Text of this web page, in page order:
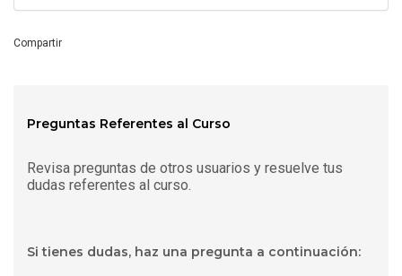
Compartir
Preguntas Referentes al Curso
Revisa preguntas de otros usuarios y resuelve tus
dudas referentes al curso.
Si tienes dudas, haz una pregunta a continuación: